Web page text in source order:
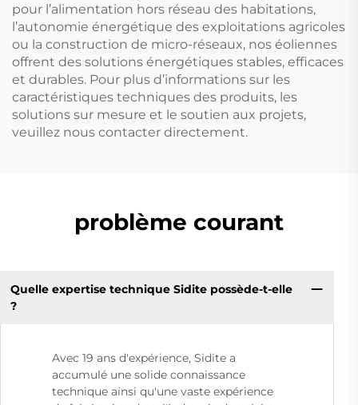
pour l’alimentation hors réseau des habitations,
l’autonomie énergétique des exploitations agricoles
ou la construction de micro-réseaux, nos éoliennes
offrent des solutions énergétiques stables, efficaces
et durables. Pour plus d’informations sur les
caractéristiques techniques des produits, les
solutions sur mesure et le soutien aux projets,
veuillez nous contacter directement.
problème courant
Quelle expertise technique Sidite possède-t-elle
?
Avec 19 ans d'expérience, Sidite a
accumulé une solide connaissance
technique ainsi qu'une vaste expérience